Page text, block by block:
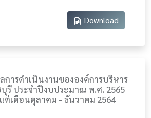
Download
การดำเนินงานขององค์การบริหาร
รี ประจำปีงบประมาณ พ.ศ. 2565
ต่เดือนตุลาคม - ธันวาคม 2564